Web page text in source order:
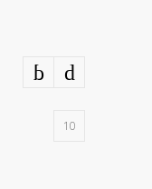
10